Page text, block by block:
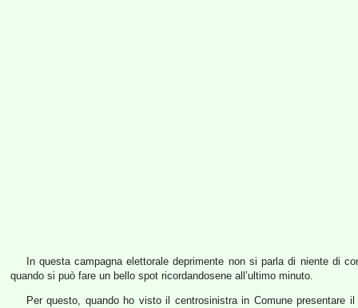
In questa campagna elettorale deprimente non si parla di niente di
quando si può fare un bello spot ricordandosene all’ultimo minuto.
Per questo, quando ho visto il centrosinistra in Comune presentare